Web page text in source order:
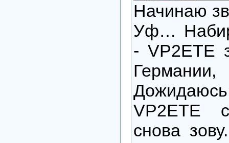
Начинаю
Уф…
- VP2ETE
VP2ETE
снова